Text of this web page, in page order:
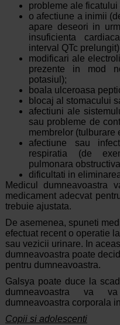
probleme ale
o afectiune a inimii
apare deseori in
insuficienta
interval QTc
modificari ale
prezente in mod
potasiul);
boala ulceroasa
blocaj al stomacului
afectiuni ale
sau probleme de
membrelor (tulburare
afectiune sau
respiratia (de
pulmonara
dificultati in
Medicul dumneavoastra
medicament adecvat
trebuie ajustata.
De asemenea, spuneti
efectuat recent o operatie
sau vezicii urinare. In
dumneavoastra poate
pentru dumneavoastra.
Galsya poate duce la
dumneavoastra va
dumneavoastra corporala
Copii si adolescenti